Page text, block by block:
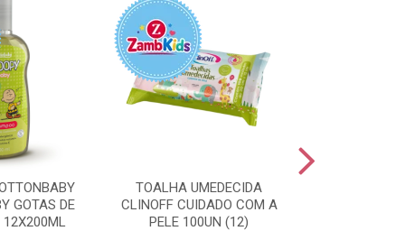
GOTAS DE
TOALHA UMEDECIDA
CLINOFF CUIDADO COM A
PELE 100UN (12)